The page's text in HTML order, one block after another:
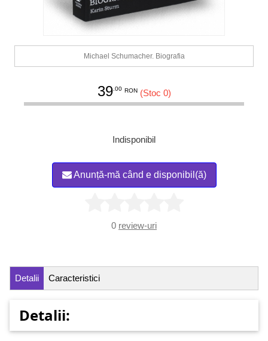
Michael Schumacher. Biografia
39.00 RON (Stoc 0)
Indisponibil
Anunță-mă când e disponibil(ă)
0 review-uri
Detalii Caracteristici
Detalii: